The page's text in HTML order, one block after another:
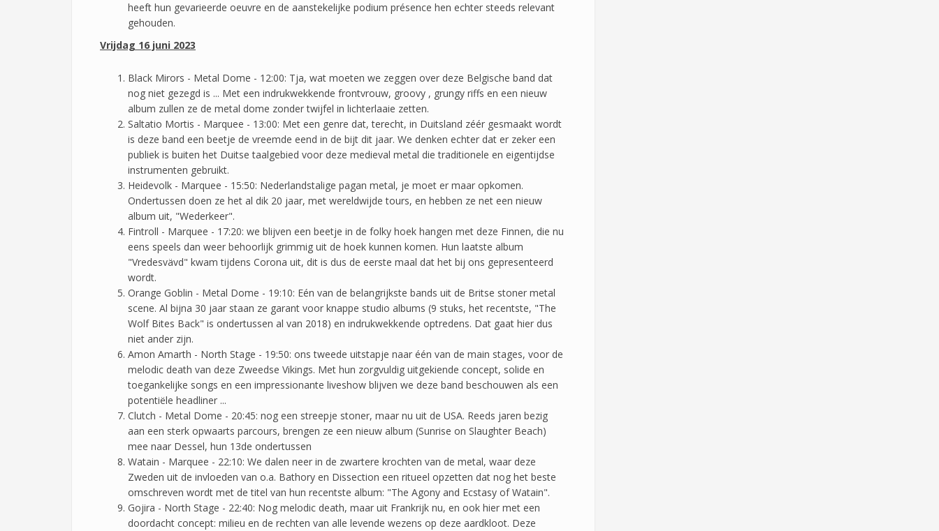
heeft hun gevarieerde oeuvre en de aanstekelijke podium présence hen echter steeds relevant
gehouden.
Vrijdag 16 juni 2023
Black Mirors - Metal Dome - 12:00: Tja, wat moeten we zeggen over deze Belgische band dat
nog niet gezegd is ... Met een indrukwekkende frontvrouw, groovy , grungy riffs en een nieuw
album zullen ze de metal dome zonder twijfel in lichterlaaie zetten.
Saltatio Mortis - Marquee - 13:00: Met een genre dat, terecht, in Duitsland zéér gesmaakt wordt
is deze band een beetje de vreemde eend in de bijt dit jaar. We denken echter dat er zeker een
publiek is buiten het Duitse taalgebied voor deze medieval metal die traditionele en eigentijdse
instrumenten gebruikt.
Heidevolk - Marquee - 15:50: Nederlandstalige pagan metal, je moet er maar opkomen.
Ondertussen doen ze het al dik 20 jaar, met wereldwijde tours, en hebben ze net een nieuw
album uit, "Wederkeer".
Fintroll - Marquee - 17:20: we blijven een beetje in de folky hoek hangen met deze Finnen, die nu
eens speels dan weer behoorlijk grimmig uit de hoek kunnen komen. Hun laatste album
"Vredesvävd" kwam tijdens Corona uit, dit is dus de eerste maal dat het bij ons gepresenteerd
wordt.
Orange Goblin - Metal Dome - 19:10: Eén van de belangrijkste bands uit de Britse stoner metal
scene. Al bijna 30 jaar staan ze garant voor knappe studio albums (9 stuks, het recentste, "The
Wolf Bites Back" is ondertussen al van 2018) en indrukwekkende optredens. Dat gaat hier dus
niet ander zijn.
Amon Amarth - North Stage - 19:50: ons tweede uitstapje naar één van de main stages, voor de
melodic death van deze Zweedse Vikings. Met hun zorgvuldig uitgekiende concept, solide en
toegankelijke songs en een impressionante liveshow blijven we deze band beschouwen als een
potentiële headliner ...
Clutch - Metal Dome - 20:45: nog een streepje stoner, maar nu uit de USA. Reeds jaren bezig
aan een sterk opwaarts parcours, brengen ze een nieuw album (Sunrise on Slaughter Beach)
mee naar Dessel, hun 13de ondertussen
Watain - Marquee - 22:10: We dalen neer in de zwartere krochten van de metal, waar deze
Zweden uit de invloeden van o.a. Bathory en Dissection een ritueel opzetten dat nog het beste
omschreven wordt met de titel van hun recentste album: "The Agony and Ecstasy of Watain".
Gojira - North Stage - 22:40: Nog melodic death, maar uit Frankrijk nu, en ook hier met een
doordacht concept: milieu en de rechten van alle levende wezens op deze aardkloot. Deze